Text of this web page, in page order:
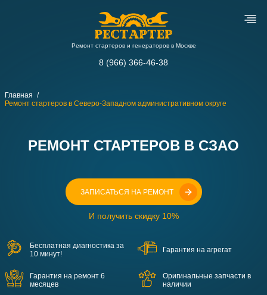
Ремонт стартеров и генераторов в Москве
8 (966) 366-46-38
Главная
Ремонт стартеров в Северо-Западном административном округе
РЕМОНТ СТАРТЕРОВ В СЗАО
ЗАПИСАТЬСЯ НА РЕМОНТ
И получить скидку 10%
Бесплатная диагностика за
10 минут!
Гарантия на агрегат
Гарантия на ремонт 6
месяцев
Оригинальные запчасти в
наличии